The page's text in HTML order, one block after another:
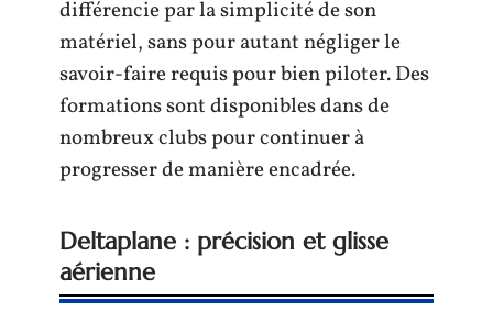
différencie par la simplicité de son
matériel, sans pour autant négliger le
savoir-faire requis pour bien piloter. Des
formations sont disponibles dans de
nombreux clubs pour continuer à
progresser de manière encadrée.
Deltaplane : précision et glisse
aérienne